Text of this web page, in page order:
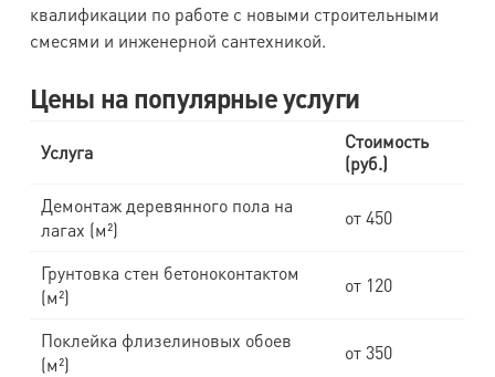
квалификации по работе с новыми строительными
смесями и инженерной сантехникой.
Цены на популярные услуги
Услуга
Стоимость
(руб.)
Демонтаж деревянного пола на
лагах (м²)
от 450
Грунтовка стен бетоноконтактом
(м²)
от 120
Поклейка флизелиновых обоев
(м²)
от 350